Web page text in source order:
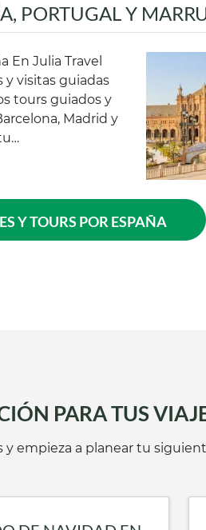
PORTUGAL Y
En Julia Travel
visitas guiadas
tours guiados y
Madrid y
Y TOURS POR ESPAÑA
PARA TUS
empieza a planear tu